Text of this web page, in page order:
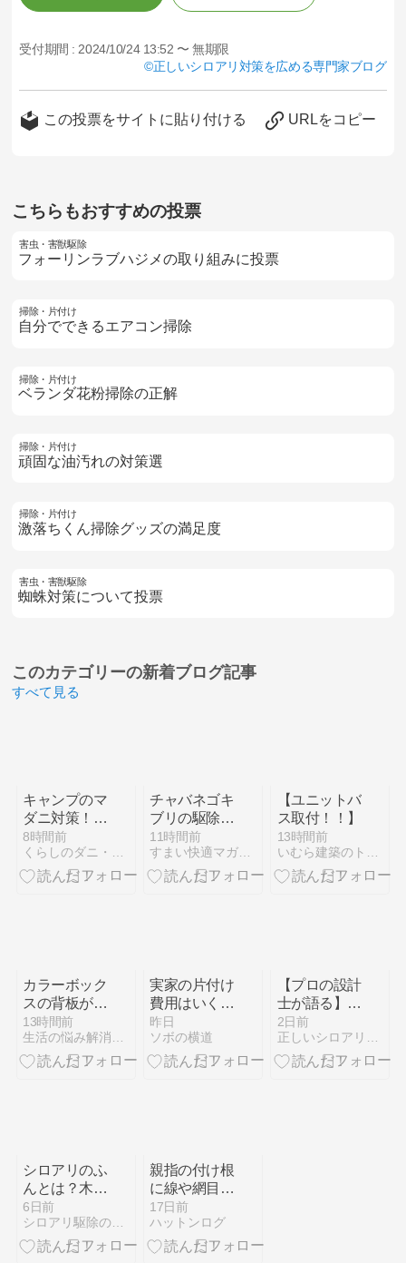
受付期間 : 2024/10/24 13:52 〜 無期限
正しいシロアリ対策を広める専門家ブログ
この投票をサイトに貼り付ける URLをコピー
こちらもおすすめの投票
害虫・害獣駆除
フォーリンラブハジメの取り組みに投票
掃除・片付け
自分でできるエアコン掃除
掃除・片付け
ベランダ花粉掃除の正解
掃除・片付け
頑固な油汚れの対策選
掃除・片付け
激落ちくん掃除グッズの満足度
害虫・害獣駆除
蜘蛛対策について投票
このカテゴリーの新着ブログ記事
すべて見る
キャンプのマ
ダニ対策！服
装・持ち物・
帰宅後のチェ
ック方法
8時間前
くらしのダニ・害虫駆除対策
チャバネゴキ
ブリの駆除方
法｜一匹見つ
けた後の対策
と業者依頼の
11時間前
すまい快適マガジン
【ユニットバ
ス取付！！】
13時間前
いむら建築のトントン日記
カラーボック
スの背板が外
れる原因【歪
みの直し方と
補強方法】
13時間前
生活の悩み解消WEB
実家の片付け
費用はいく
ら？自力でや
って後悔した
話【軽トラ1
昨日
ソボの横道
【プロの設計
士が語る】マ
イホームと未
来の木造建築
を守る「ホウ
2日前
正しいシロアリ対策を広める専門家ブログ
シロアリのふ
んとは？木く
ずとの違い・
画像・乾材シ
ロアリの見分
6日前
シロアリ駆除のお役立ちコラム
親指の付け根
に線や網目が
ある？「金星
丘」で読み解
くあなたの魅
17日前
ハットンログ